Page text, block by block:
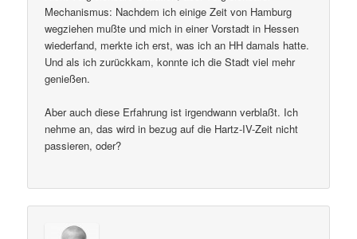
Mechanismus: Nachdem ich einige Zeit von Hamburg
wegziehen mußte und mich in einer Vorstadt in Hessen
wiederfand, merkte ich erst, was ich an HH damals hatte.
Und als ich zurückkam, konnte ich die Stadt viel mehr
genießen.
Aber auch diese Erfahrung ist irgendwann verblaßt. Ich
nehme an, das wird in bezug auf die Hartz-IV-Zeit nicht
passieren, oder?